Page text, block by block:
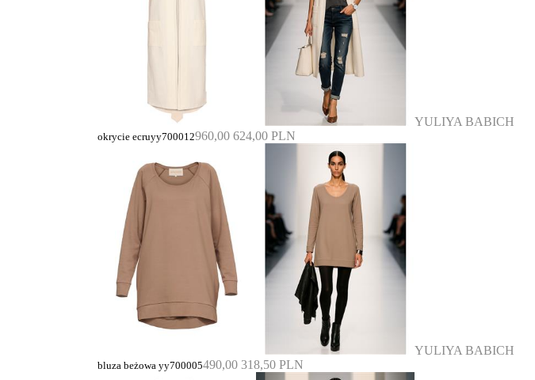
YULIYA BABICH
okrycie ecruyy700012960,00 624,00 PLN
YULIYA BABICH
bluza beżowa yy700005490,00 318,50 PLN